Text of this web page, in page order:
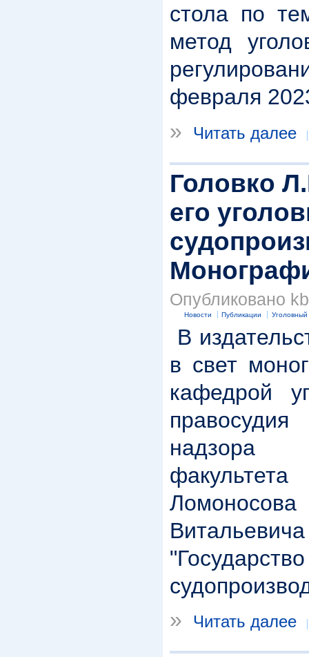
стола по
метод
февраля
»
Читать далее
Головко
его
Опубликовано
Новости Публикации Уголовный
В
в свет
кафедрой
надзора
»
Читать далее